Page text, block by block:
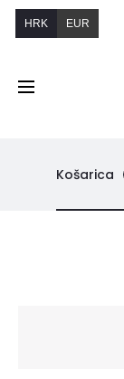
Košarica
HRK EUR